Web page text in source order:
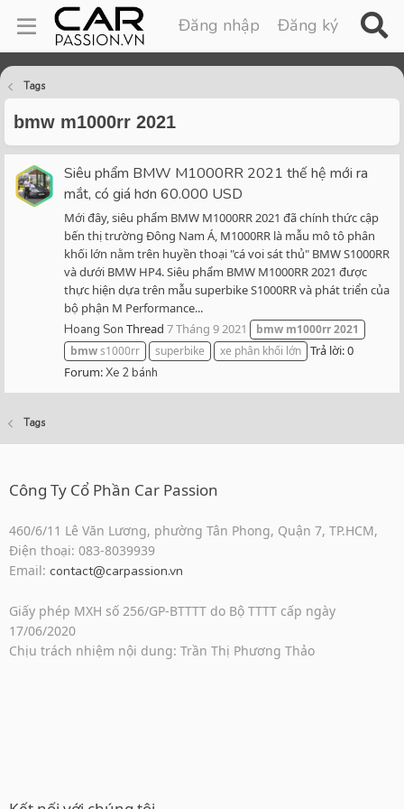
Đăng nhập Đăng ký
Tags
bmw m1000rr 2021
Siêu phẩm BMW M1000RR 2021 thế hệ mới ra
mắt, có giá hơn 60.000 USD
Mới đây, siêu phẩm BMW M1000RR 2021 đã chính thức cập
bến thị trường Đông Nam Á, M1000RR là mẫu mô tô phân
khối lớn nằm trên huyền thoại "cá voi sát thủ" BMW S1000RR
và dưới BMW HP4. Siêu phẩm BMW M1000RR 2021 được
thực hiện dựa trên mẫu superbike S1000RR và phát triển của
bộ phận M Performance...
Hoang Son Thread 7 Tháng 9 2021 bmw m1000rr2021
bmws1000rr superbike xe phân khối lớn Trả lời: 0
Forum:Xe 2 bánh
Tags
Công Ty Cổ Phần Car Passion
460/6/11 Lê Văn Lương, phường Tân Phong, Quận 7, TP.HCM,
Điện thoại: 083-8039939
Email: contact@carpassion.vn
Giấy phép MXH số 256/GP-BTTTT do Bộ TTTT cấp ngày
17/06/2020
Chịu trách nhiệm nội dung: Trần Thị Phương Thảo